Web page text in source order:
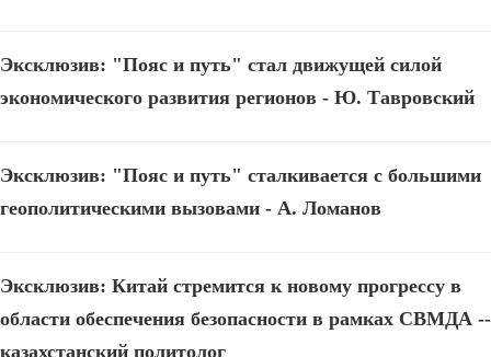
Эксклюзив: "Пояс и путь" стал движущей силой
экономического развития регионов - Ю. Тавровский
Эксклюзив: "Пояс и путь" сталкивается с большими
геополитическими вызовами - А. Ломанов
Эксклюзив: Китай стремится к новому прогрессу в
области обеспечения безопасности в рамках СВМДА --
казахстанский политолог